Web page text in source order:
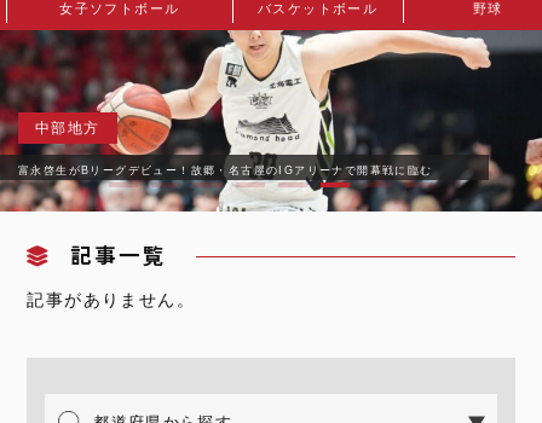
女子ソフトボール バスケットボール 野球
中部地方
富永啓生がBリーグデビュー！故郷・名古屋のIGアリーナで開幕戦に臨む
記事一覧
記事がありません。